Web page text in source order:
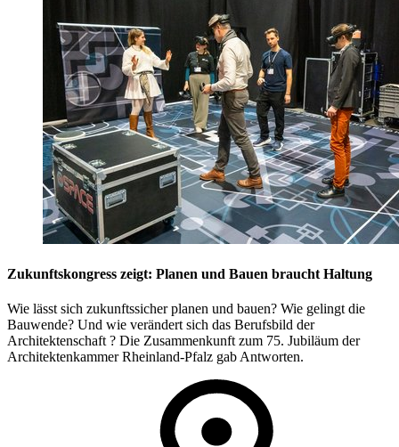
Zukunftskongress zeigt: Planen und Bauen braucht Haltung
Wie lässt sich zukunftssicher planen und bauen? Wie gelingt die
Bauwende? Und wie verändert sich das Berufsbild der
Architektenschaft ? Die Zusammenkunft zum 75. Jubiläum der
Architektenkammer Rheinland-Pfalz gab Antworten.